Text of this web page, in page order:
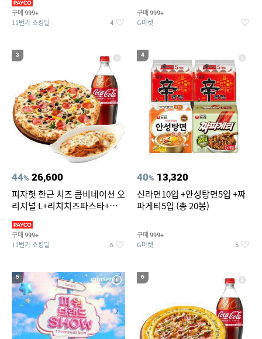
구매 999+
11번가 쇼킹딜 4
(20%쿠폰)
구매 999+
G마켓
3
44% 26,600
피자헛 한근 치즈 콤비네이션 오
리지널 L+리치치즈파스타+콜
구매 999+
11번가 쇼킹딜 6
4
40% 13,320
신라면10입 +안성탕면5입 +짜
파게티5입 (총 20봉)
구매 999+
G마켓 5
5 6